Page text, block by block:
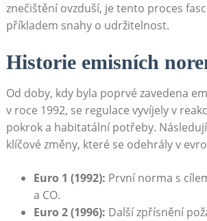
znečištění ovzduší, je⁤ tento⁣ proces
⁣příkladem snahy o udržitelnost.
Historie⁤ emisních
Od doby, kdy byla poprvé zavedena
v⁢ roce‍ 1992, se ​regulace​ vyvíjely v
pokrok ⁣a habitatální potřeby.
klíčové změny, které se odehrály⁤ v
Euro​ 1 (1992): ⁢První norma s
‌a ⁢CO.
Euro‌ 2 (1996): Další⁣ zpřísnění